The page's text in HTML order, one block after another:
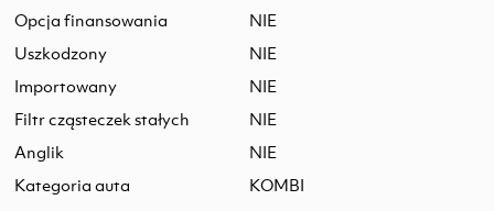
Opcja finansowania
NIE
Uszkodzony
NIE
Importowany
NIE
Filtr cząsteczek stałych
NIE
Anglik
NIE
Kategoria auta
KOMBI